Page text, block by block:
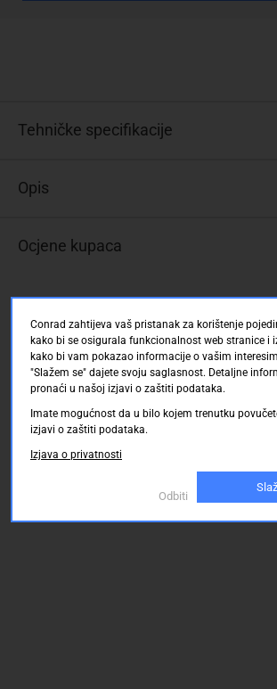
Tehničke specifikacije
Opis
Ocjene kupaca
Conrad zahtijeva vaš pristanak za korištenje
kako bi se osigurala funkcionalnost web stranice i
kako bi vam pokazao informacije o vašim
"Slažem se" dajete svoju saglasnost. Detaljne
pronaći u našoj izjavi o zaštiti podataka.
Imate mogućnost da u bilo kojem trenutku
izjavi o zaštiti podataka.
Izjava o privatnosti
Odbiti